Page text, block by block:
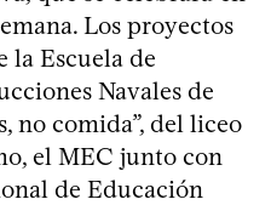
Los proyectos
la Escuela de
Navales de
no comida”, del liceo
el MEC junto con
de Educación